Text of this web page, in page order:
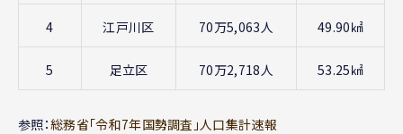
4 江戸川区 70万5,063人 49.90㎢
5 足立区 70万2,718人 53.25㎢
参照：総務省「令和7年国勢調査」人口集計速報